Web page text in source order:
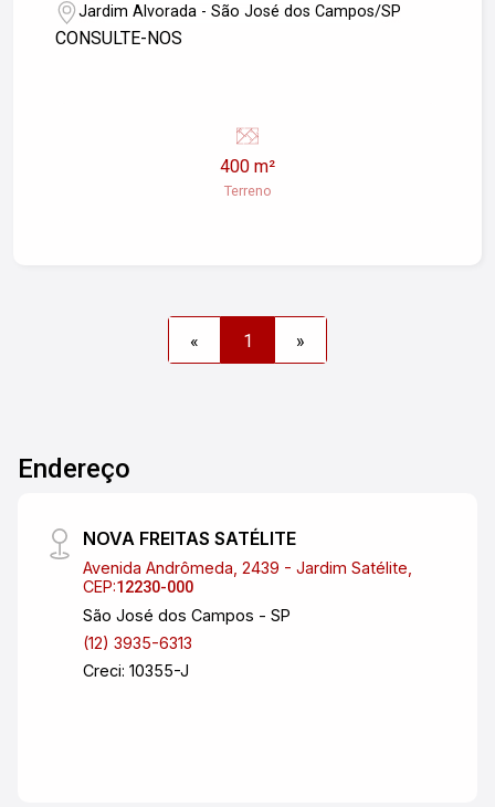
Jardim Alvorada - São José dos Campos/SP
CONSULTE-NOS
400 m²
Terreno
« 1 »
Endereço
NOVA FREITAS SATÉLITE
Avenida Andrômeda, 2439 - Jardim Satélite,
CEP:12230-000
São José dos Campos - SP
(12) 3935-6313
Creci: 10355-J